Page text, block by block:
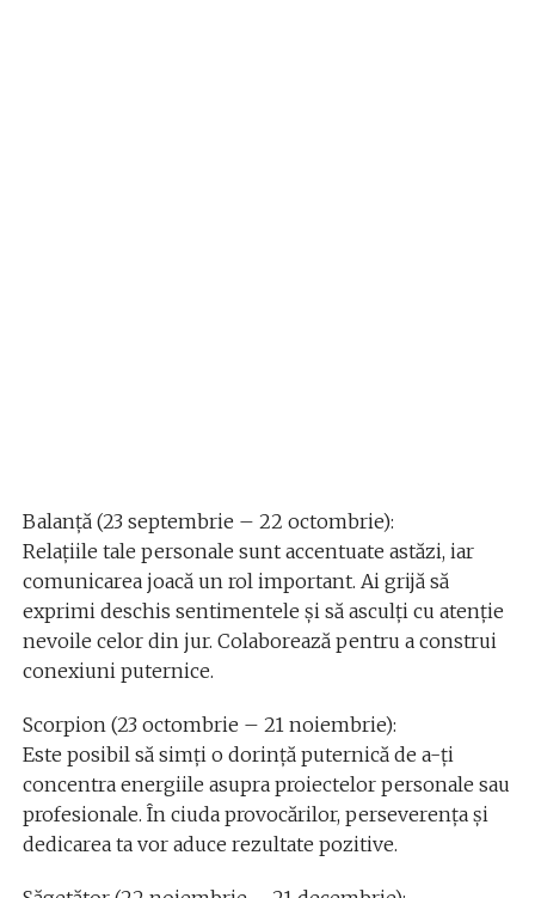
Balanță (23 septembrie – 22 octombrie):
Relațiile tale personale sunt accentuate astăzi, iar
comunicarea joacă un rol important. Ai grijă să
exprimi deschis sentimentele și să asculți cu atenție
nevoile celor din jur. Colaborează pentru a construi
conexiuni puternice.
Scorpion (23 octombrie – 21 noiembrie):
Este posibil să simți o dorință puternică de a-ți
concentra energiile asupra proiectelor personale sau
profesionale. În ciuda provocărilor, perseverența și
dedicarea ta vor aduce rezultate pozitive.